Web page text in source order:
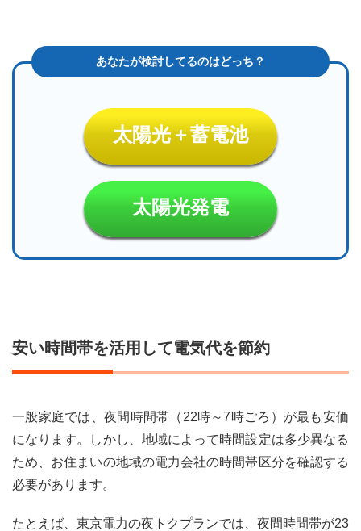
広が
る
め
太陽光＋蓄電池
太陽光発電
安い時間帯を活用して電気代を節約
一般家庭では、夜間時間帯（22時～7時ごろ）が最も安価
になります。しかし、地域によって時間設定は多少異なる
ため、お住まいの地域の電力会社の時間帯区分を確認する
必要があります。
たとえば、東京電力の夜トクプランでは、夜間時間帯が23